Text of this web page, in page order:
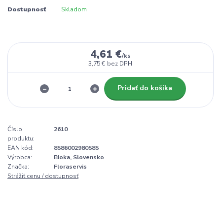
Dostupnosť Skladom
4,61 €/ks
3,75 € bez DPH
Pridať do košíka
Číslo
produktu:
2610
EAN kód:
8586002980585
Výrobca:
Bioka, Slovensko
Značka:
Floraservis
Strážiť cenu / dostupnosť